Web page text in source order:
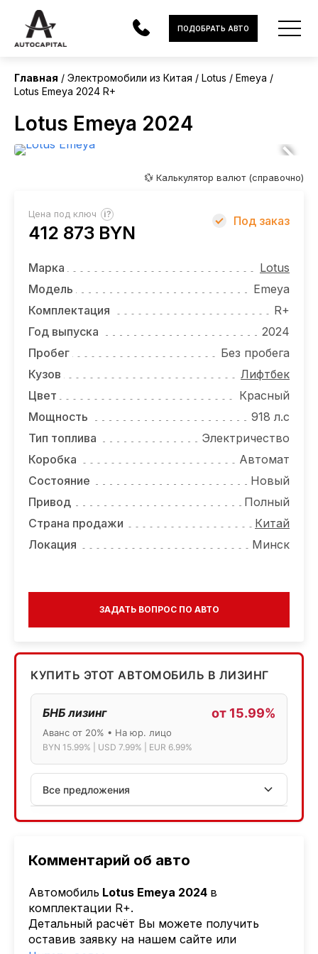
АВТОМОБИЛИ
ЭЛЕКТРОМОБИЛИ
УСЛУГИ
НОВОСТИ
ОТЗЫВЫ
ВАКАНСИИ
О КОМПАНИИ
КОНТАКТЫ
ПОДОБРАТЬ АВТО
Главная Электромобили из Китая Lotus
Emeya
Lotus Emeya 2024 R+
Lotus Emeya 2024
Китай
Без пробега
Комментарий об авто
Автомобиль Lotus Emeya 2024 в
комплектации R+.
Детальный расчёт Вы можете получить
оставив заявку на нашем сайте или
💱 Калькулятор валют (справочно)
Цена под ключ ?
412 873 BYN
Под заказ
Марка
Lotus
Модель
Emeya
Комплектация
R+
Год выпуска
2024
Пробег
Без пробега
Кузов
Лифтбек
Цвет
Красный
Мощность
918 л.с
Тип топлива
Электричество
Коробка
Автомат
Состояние
Новый
Привод
Полный
Страна продажи
Китай
Локация
Минск
ЗАДАТЬ ВОПРОС ПО АВТО
КУПИТЬ ЭТОТ АВТОМОБИЛЬ В ЛИЗИНГ
БНБ лизинг от 15.99%
Аванс от 20% • На юр. лицо
BYN 15.99% | USD 7.99% | EUR 6.99%
Все предложения
АСБ лизинг
Лизинг: BYN 17% | USD 7.99% | EUR 6.99%
Также доступен кредит "Проще простого" 18.9%
Активлизиг